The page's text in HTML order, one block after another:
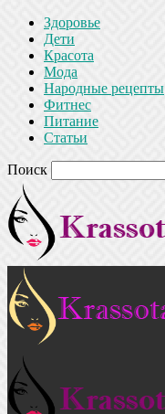
Здоровье
Дети
Красота
Мода
Народные рецепты
Фитнес
Питание
Статьи
Поиск